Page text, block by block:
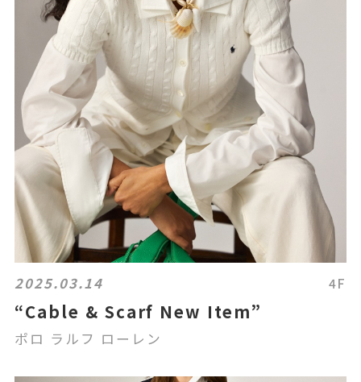
2025.03.14 4F
“Cable & Scarf New Item”
ポロ ラルフ ローレン